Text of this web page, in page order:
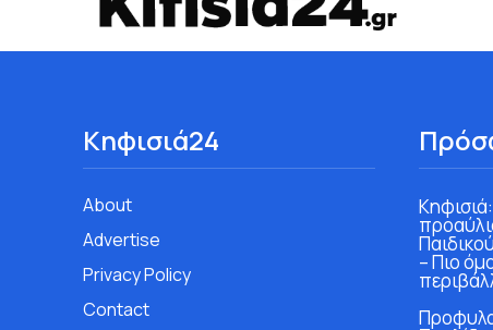
Κηφισιά24
About
Advertise
Privacy Policy
Contact
– Πιο